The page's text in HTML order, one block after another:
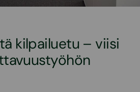
kilpailuetu – viisi